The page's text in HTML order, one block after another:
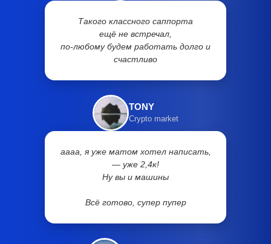
Такого классного саппорта
ещё не встречал,
по-любому будем работать долго и
счастливо
TONY
Crypto market
аааа, я уже матом хотел написать,
— уже 2,4к!
Ну вы и машины
Всё готово, супер пупер